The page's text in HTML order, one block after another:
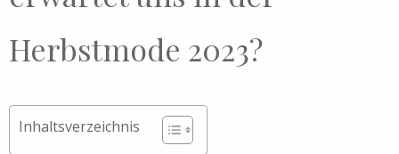
Herbstmode 2023?
Inhaltsverzeichnis